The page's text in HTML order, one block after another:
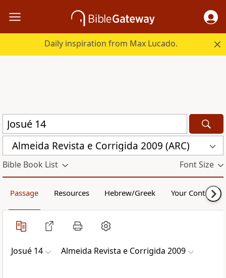
Daily inspiration from Max Lucado.
Almeida Revista e Corrigida 2009 (ARC)
Bible Book List Font Size
Passage Resources Hebrew/Greek Your Content
Josué 14 Almeida Revista e Corrigida 2009